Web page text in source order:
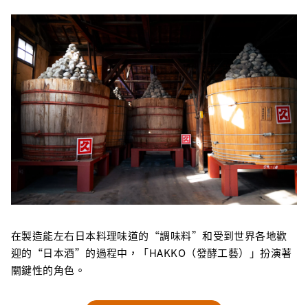
在製造能左右日本料理味道的“調味料”和受到世界各地歡
迎的“日本酒”的過程中，「HAKKO（發酵工藝）」扮演著
關鍵性的角色。